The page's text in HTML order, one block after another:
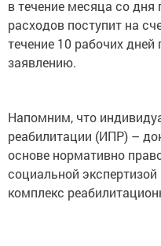
в течение месяца со
расходов поступит на
течение 10 рабочих
заявлению.
Напомним, что
реабилитации (ИПР) –
основе нормативно
социальной
комплекс